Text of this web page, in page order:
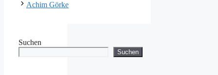
Achim Görke
Suchen
Suchen